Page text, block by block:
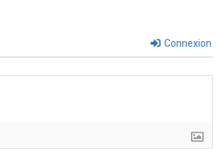
Connexion